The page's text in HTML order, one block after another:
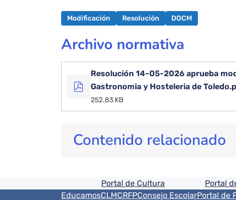
Modificación Resolución DOCM
Archivo normativa
Resolución 14-05-2026 aprueba
Gastronomia y Hosteleria de
252.83 KB
Contenido relacionado
Pie de pagina información
Portal de Cultura Portal
EducamosCLMCRFPConsejo EscolarPortal de